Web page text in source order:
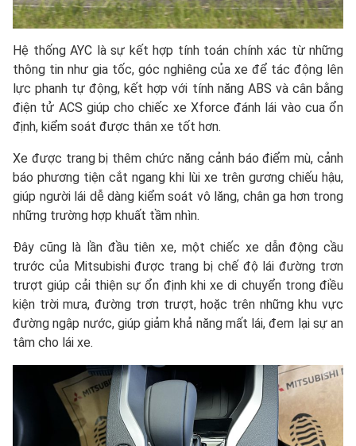
Hệ thống AYC là sự kết hợp tính toán chính xác từ những
thông tin như gia tốc, góc nghiêng của xe để tác động lên
lực phanh tự động, kết hợp với tính năng ABS và cân bằng
điện tử ACS giúp cho chiếc xe Xforce đánh lái vào cua ổn
định, kiểm soát được thân xe tốt hơn.
Xe được trang bị thêm chức năng cảnh báo điểm mù, cảnh
báo phương tiện cắt ngang khi lùi xe trên gương chiếu hậu,
giúp người lái dễ dàng kiểm soát vô lăng, chân ga hơn trong
những trường hợp khuất tầm nhìn.
Đây cũng là lần đầu tiên xe, một chiếc xe dẫn động cầu
trước của Mitsubishi được trang bị chế độ lái đường trơn
trượt giúp cải thiện sự ổn định khi xe di chuyển trong điều
kiện trời mưa, đường trơn trượt, hoặc trên những khu vực
đường ngập nước, giúp giảm khả năng mất lái, đem lại sự an
tâm cho lái xe.